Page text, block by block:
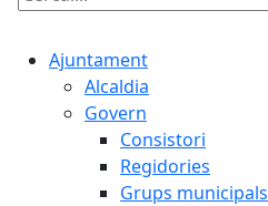
Cercar:
Ajuntament
Alcaldia
Govern
Consistori
Regidories
Grups municipals